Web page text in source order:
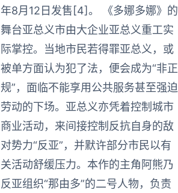
年8月12日发售[4]。 《多娜多娜》的
舞台亚总义市由大企业亚总义重工实
际掌控。当地市民若得罪亚总义，或
被单方面认为犯了法，便会成为“非正
规”，面临不能享用公共服务甚至强迫
劳动的下场。亚总义亦凭着控制城市
商业活动，来间接控制反抗自身的敌
对势力“反亚”，并默许部分市民以有
关活动舒缓压力。本作的主角阿熊乃
反亚组织“那由多”的二号人物，负责